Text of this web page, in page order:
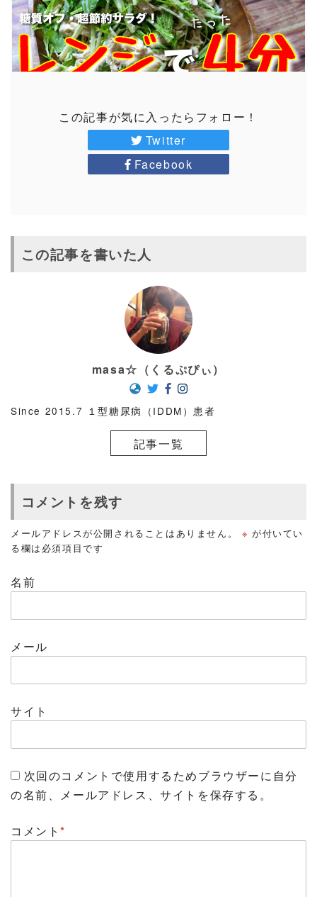
この記事が気に入ったらフォロー！
Twitter
Facebook
この記事を書いた人
masa☆（くるぷぴぃ）
Since 2015.7 １型糖尿病（IDDM）患者
記事一覧
コメントを残す
メールアドレスが公開されることはありません。 ※ が付いてい
る欄は必須項目です
名前
メール
サイト
次回のコメントで使用するためブラウザーに自分
の名前、メールアドレス、サイトを保存する。
コメント*